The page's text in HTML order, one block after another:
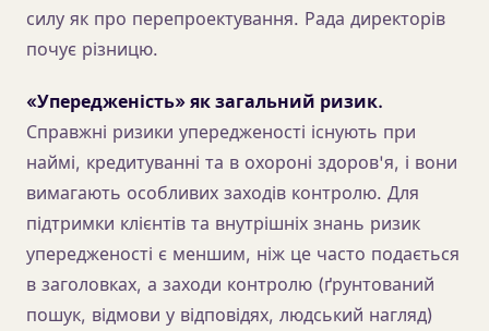
силу як про перепроектування. Рада директорів
почує різницю.
«Упередженість» як загальний ризик.
Справжні ризики упередженості існують при
наймі, кредитуванні та в охороні здоров'я, і вони
вимагають особливих заходів контролю. Для
підтримки клієнтів та внутрішніх знань ризик
упередженості є меншим, ніж це часто подається
в заголовках, а заходи контролю (ґрунтований
пошук, відмови у відповідях, людський нагляд)